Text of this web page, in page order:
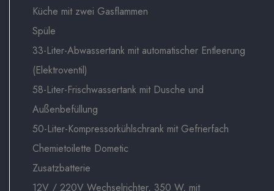
Küche mit zwei Gasflammen
Spüle
33-Liter-Abwassertank mit automatischer Entleerung
(Elektroventil)
58-Liter-Frischwassertank mit Dusche und
Außenbefüllung
50-Liter-Kompressorkühlschrank mit Gefrierfach
Chemietoilette Dometic
Zusatzbatterie
12V / 220V Wechselrichter, 350 W, mit